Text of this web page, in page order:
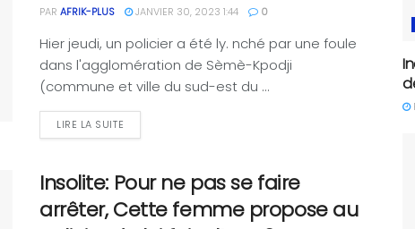
PAR AFRIK-PLUS JANVIER 30, 2023 1:44 0
Hier jeudi, un policier a été ly. nché par une foule
dans l'agglomération de Sèmè-Kpodji
(commune et ville du sud-est du ...
LIRE LA SUITE
Insolite: Pour ne pas se faire
arrêter, Cette femme propose au